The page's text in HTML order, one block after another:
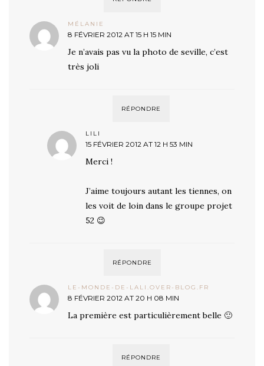
MÉLANIE
8 FÉVRIER 2012 AT 15 H 15 MIN
Je n’avais pas vu la photo de seville, c’est
très joli
RÉPONDRE
LILI
15 FÉVRIER 2012 AT 12 H 53 MIN
Merci !
J’aime toujours autant les tiennes, on
les voit de loin dans le groupe projet
52 😉
RÉPONDRE
LE-MONDE-DE-LALI.OVER-BLOG.FR
8 FÉVRIER 2012 AT 20 H 08 MIN
La première est particulièrement belle 🙂
RÉPONDRE